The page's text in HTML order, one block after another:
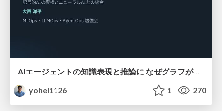
AIエージェントの知識表現と推論に なぜグラフが使われるのか - 記号的AIの復権とニューラルAIとの統合
yohei1126
1 270